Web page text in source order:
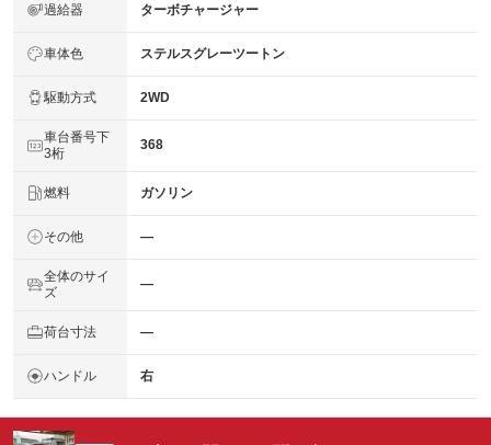
過給器 ターボチャージャー
車体色 ステルスグレーツートン
駆動方式 2WD
車台番号下
3桁
368
燃料 ガソリン
その他 ―
全体のサイ
ズ
―
荷台寸法 ―
ハンドル 右